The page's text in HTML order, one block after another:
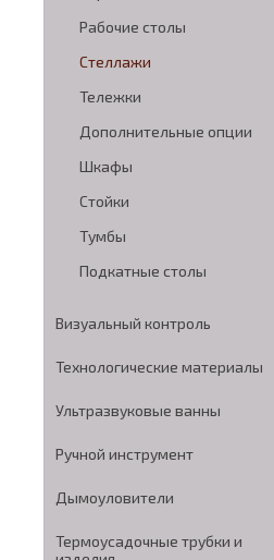
Рабочие столы
Стеллажи
Тележки
Дополнительные опции
Шкафы
Стойки
Тумбы
Подкатные столы
Визуальный контроль
Технологические материалы
Ультразвуковые ванны
Ручной инструмент
Дымоуловители
Термоусадочные трубки и